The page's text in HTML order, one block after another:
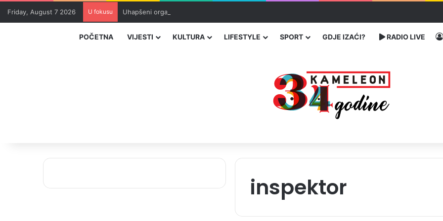
Friday, August 7 2026 U fokusu Uhapšeni organizatori krijumčarenja migranata preko BiH i Balkana
POČETNA VIJESTI KULTURA LIFESTYLE SPORT GDJE IZAĆI? RADIO LIVE
inspektor